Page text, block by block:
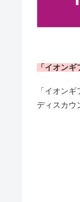
「イオン
「イオン
ディスカウ